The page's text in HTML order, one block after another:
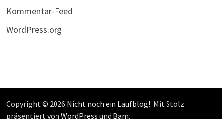
Kommentar-Feed
WordPress.org
Copyright © 2026 Nicht noch ein Laufblog!. Mit Stolz
präsentiert von WordPress und Bam.